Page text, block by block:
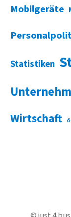
Mobilgeräte
Statistiken
Wirtschaft